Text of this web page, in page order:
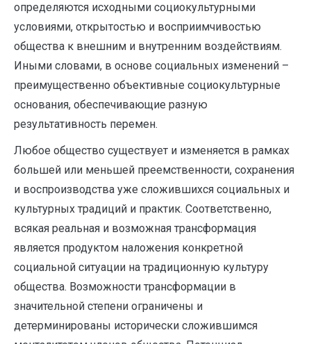
определяются исходными социокультурными
условиями, открытостью и восприимчивостью
общества к внешним и внутренним воздействиям.
Иными словами, в основе социальных изменений –
преимущественно объективные социокультурные
основания, обеспечивающие разную
результативность перемен.
Любое общество существует и изменяется в рамках
большей или меньшей преемственности, сохранения
и воспроизводства уже сложившихся социальных и
культурных традиций и практик. Соответственно,
всякая реальная и возможная трансформация
является продуктом наложения конкретной
социальной ситуации на традиционную культуру
общества. Возможности трансформации в
значительной степени ограничены и
детерминированы исторически сложившимся